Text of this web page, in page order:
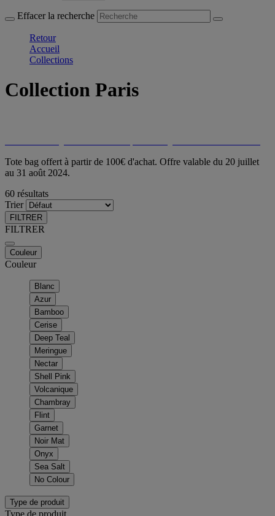
Effacer la recherche
Retour
Accueil
Collections
Collection Paris
Tote bag offert à partir de 100€ d'achat. Offre valable du 20 juillet
au 31 août 2024.
60 résultats
Trier
FILTRER
FILTRER
Couleur
Couleur
Blanc
Azur
Bamboo
Cerise
Deep Teal
Meringue
Nectar
Shell Pink
Volcanique
Chambray
Flint
Garnet
Noir Mat
Onyx
Sea Salt
No Colour
Type de produit
Type de produit